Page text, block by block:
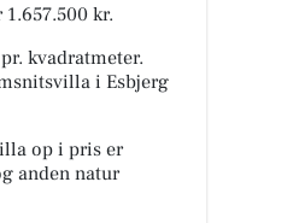
kr.
kvadratmeter.
i Esbjerg
op i pris er
anden natur